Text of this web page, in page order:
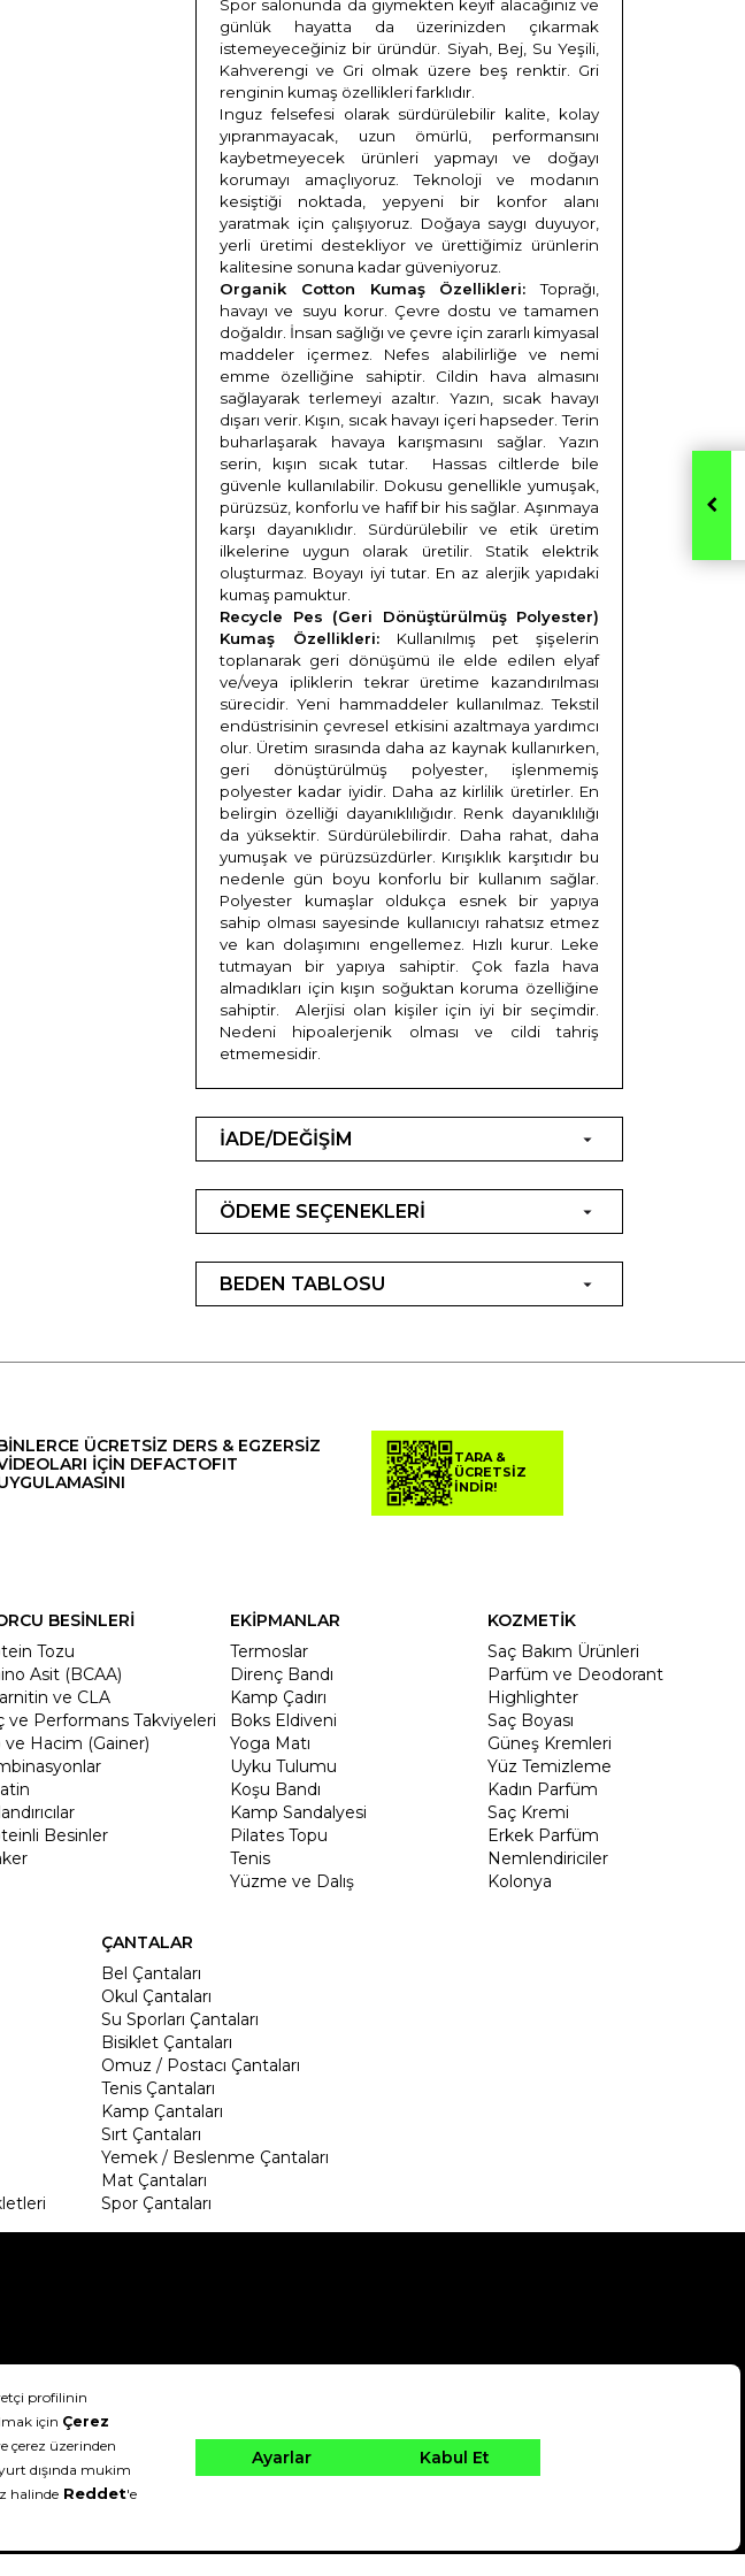
Spor salonunda da giymekten keyif alacağınız ve
günlük hayatta da üzerinizden çıkarmak
istemeyeceğiniz bir üründür. Siyah, Bej, Su Yeşili,
Kahverengi ve Gri olmak üzere beş renktir. Gri
renginin kumaş özellikleri farklıdır.
Inguz felsefesi olarak sürdürülebilir kalite, kolay
yıpranmayacak, uzun ömürlü, performansını
kaybetmeyecek ürünleri yapmayı ve doğayı
korumayı amaçlıyoruz. Teknoloji ve modanın
kesiştiği noktada, yepyeni bir konfor alanı
yaratmak için çalışıyoruz. Doğaya saygı duyuyor,
yerli üretimi destekliyor ve ürettiğimiz ürünlerin
kalitesine sonuna kadar güveniyoruz.
Organik Cotton Kumaş Özellikleri:Toprağı,
havayı ve
suyu korur. Çevre dostu ve tamamen
doğaldır. İnsan sağlığı ve çevre için zararlı kimyasal
maddeler içermez. Nefes alabilirliğe ve nemi
emme özelliğine sahiptir. Cildin hava almasını
sağlayarak terlemeyi azaltır. Yazın, sıcak havayı
dışarı verir. Kışın, sıcak havayı içeri hapseder. Terin
buharlaşarak havaya karışmasını sağlar. Yazın
serin, kışın sıcak tutar.
Hassas ciltlerde bile
güvenle kullanılabilir. Dokusu genellikle yumuşak,
pürüzsüz, konforlu ve hafif bir his sağlar. Aşınmaya
karşı dayanıklıdır. Sürdürülebilir ve etik üretim
ilkelerine uygun olarak üretilir. Statik elektrik
oluşturmaz. Boyayı iyi tutar. En az alerjik yapıdaki
kumaş pamuktur.
Recycle Pes (Geri Dönüştürülmüş Polyester)
Kumaş Özellikleri:Kullanılmış pet şişelerin
toplanarak geri dönüşümü ile elde edilen elyaf
ve/veya ipliklerin tekrar üretime kazandırılması
sürecidir. Yeni hammaddeler kullanılmaz. Tekstil
endüstrisinin çevresel etkisini azaltmaya yardımcı
olur. Üretim sırasında daha az kaynak kullanırken,
geri dönüştürülmüş polyester, işlenmemiş
polyester kadar iyidir. Daha az kirlilik üretirler. En
belirgin özelliği dayanıklılığıdır. Renk dayanıklılığı
da yüksektir. Sürdürülebilirdir. Daha rahat, daha
yumuşak ve pürüzsüzdürler. Kırışıklık karşıtıdır bu
nedenle gün boyu konforlu bir kullanım sağlar.
Polyester kumaşlar oldukça esnek bir yapıya
sahip olması sayesinde kullanıcıyı rahatsız etmez
ve kan dolaşımını engellemez. Hızlı kurur. Leke
tutmayan bir yapıya sahiptir. Çok fazla hava
almadıkları için kışın soğuktan koruma özelliğine
sahiptir. Alerjisi olan kişiler için iyi bir seçimdir.
Nedeni hipoalerjenik olması ve cildi tahriş
etmemesidir.
İADE/DEĞİŞİM
ÖDEME SEÇENEKLERİ
BEDEN TABLOSU
ÜCRETSİZ DERS & EGZERSİZ
İÇİN DEFACTOFIT
TARA &
ÜCRETSİZ
İNDİR!
BESİNLERİ
Tozu
Asit (BCAA)
ve CLA
ve Performans Takviyeleri
ve Hacim (Gainer)
Besinler
EKİPMANLAR
Termoslar
Direnç Bandı
Kamp Çadırı
Boks Eldiveni
Yoga Matı
Uyku Tulumu
Koşu Bandı
Kamp Sandalyesi
Pilates Topu
Tenis
Yüzme ve Dalış
KOZMETİK
Saç Bakım Ürünleri
Parfüm ve Deodorant
Highlighter
Saç Boyası
Güneş Kremleri
Yüz Temizleme
Kadın Parfüm
Saç Kremi
Erkek Parfüm
Nemlendiriciler
Kolonya
ÇANTALAR
Bel Çantaları
Okul Çantaları
Su Sporları Çantaları
Bisiklet Çantaları
Omuz / Postacı Çantaları
Tenis Çantaları
Kamp Çantaları
Sırt Çantaları
Yemek / Beslenme Çantaları
Mat Çantaları
Spor Çantaları